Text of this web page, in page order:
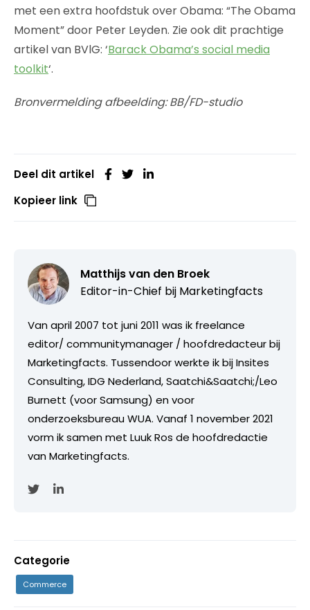
met een extra hoofdstuk over Obama: “The Obama
Moment” door Peter Leyden. Zie ook dit prachtige
artikel van BVlG: ‘Barack Obama’s social media
toolkit‘.
Bronvermelding afbeelding: BB/FD-studio
Deel dit artikel
Kopieer link
Matthijs van den Broek
Editor-in-Chief bij Marketingfacts
Van april 2007 tot juni 2011 was ik freelance
editor/ communitymanager / hoofdredacteur bij
Marketingfacts. Tussendoor werkte ik bij Insites
Consulting, IDG Nederland, Saatchi&Saatchi;/Leo
Burnett (voor Samsung) en voor
onderzoeksbureau WUA. Vanaf 1 november 2021
vorm ik samen met Luuk Ros de hoofdredactie
van Marketingfacts.
Categorie
Commerce